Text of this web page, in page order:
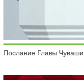
Послание Главы